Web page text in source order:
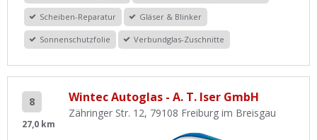
Scheiben-Reparatur Gläser & Blinker
Sonnenschutzfolie Verbundglas-Zuschnitte
8
27,0 km
Wintec Autoglas - A. T. Iser GmbH
Zähringer Str. 12, 79108 Freiburg im Breisgau